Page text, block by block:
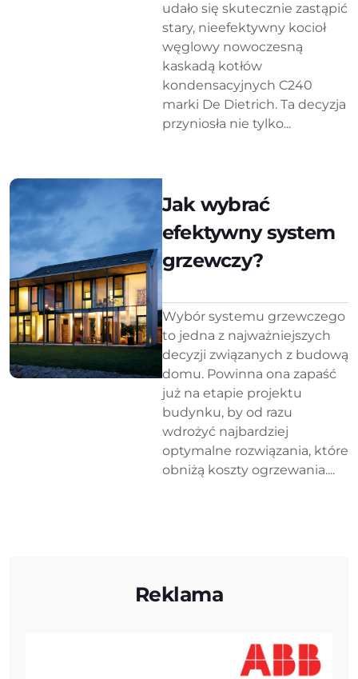
udało się skutecznie zastąpić
stary, nieefektywny kocioł
węglowy nowoczesną
kaskadą kotłów
kondensacyjnych C240
marki De Dietrich. Ta decyzja
przyniosła nie tylko...
Jak wybrać
efektywny system
grzewczy?
Wybór systemu grzewczego
to jedna z najważniejszych
decyzji związanych z budową
domu. Powinna ona zapaść
już na etapie projektu
budynku, by od razu
wdrożyć najbardziej
optymalne rozwiązania, które
obniżą koszty ogrzewania....
Reklama